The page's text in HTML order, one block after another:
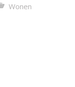
Wonen